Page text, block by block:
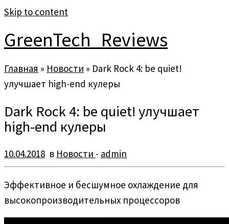
Skip to content
GreenTech_Reviews
Главная » Новости » Dark Rock 4: be quiet!
улучшает high-end кулеры
Dark Rock 4: be quiet! улучшает
high-end кулеры
10.04.2018 в Новости - admin
Эффективное и бесшумное охлаждение для
высокопроизводительных процессоров